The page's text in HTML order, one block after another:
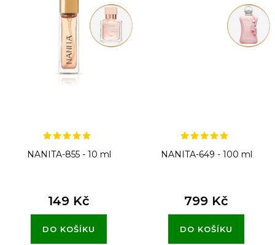
NANITA-855 - 10 ml
149 Kč
DO KOŠÍKU
NANITA-649 - 100 ml
799 Kč
DO KOŠÍKU